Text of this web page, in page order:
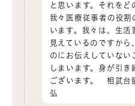
と思います。それをど
我々医療従事者の役割
います。我々は、生活
見えているのですから
のにお伝えしていない
しまいます。身が引き
ございます。 相武台
弘